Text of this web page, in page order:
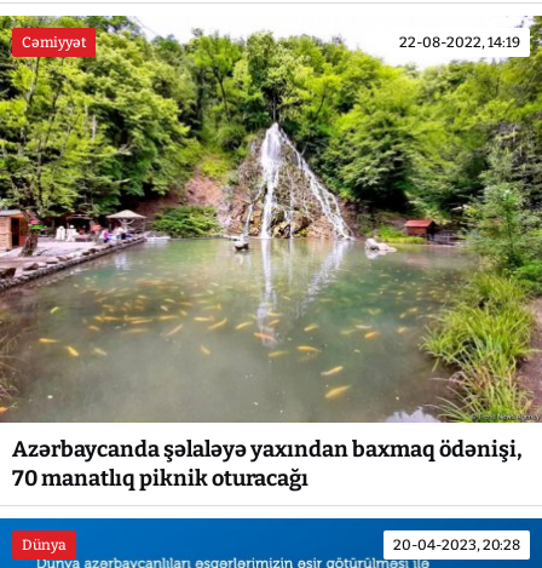
Cəmiyyət 22-08-2022, 14:19
Azərbaycanda şəlaləyə yaxından baxmaq ödənişi,
70 manatlıq piknik oturacağı
Dünya 20-04-2023, 20:28